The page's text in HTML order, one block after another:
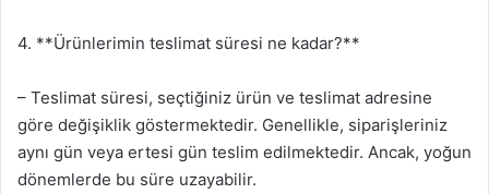
4. **Ürünlerimin teslimat süresi ne kadar?**
– Teslimat süresi, seçtiğiniz ürün ve teslimat adresine
göre değişiklik göstermektedir. Genellikle, siparişleriniz
aynı gün veya ertesi gün teslim edilmektedir. Ancak, yoğun
dönemlerde bu süre uzayabilir.